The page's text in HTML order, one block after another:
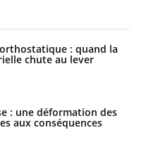
: quand la
chute au lever
: une déformation des
aux conséquences